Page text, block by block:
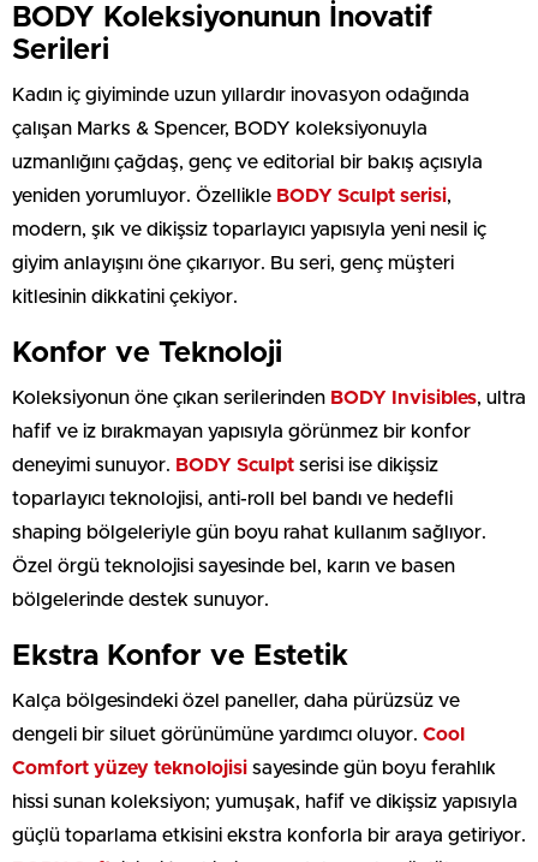
BODY Koleksiyonunun İnovatif
Serileri
Kadın iç giyiminde uzun yıllardır inovasyon odağında
çalışan Marks & Spencer, BODY koleksiyonuyla
uzmanlığını çağdaş, genç ve editorial bir bakış açısıyla
yeniden yorumluyor. Özellikle BODY Sculpt serisi,
modern, şık ve dikişsiz toparlayıcı yapısıyla yeni nesil iç
giyim anlayışını öne çıkarıyor. Bu seri, genç müşteri
kitlesinin dikkatini çekiyor.
Konfor ve Teknoloji
Koleksiyonun öne çıkan serilerinden BODY Invisibles, ultra
hafif ve iz bırakmayan yapısıyla görünmez bir konfor
deneyimi sunuyor. BODY Sculpt serisi ise dikişsiz
toparlayıcı teknolojisi, anti-roll bel bandı ve hedefli
shaping bölgeleriyle gün boyu rahat kullanım sağlıyor.
Özel örgü teknolojisi sayesinde bel, karın ve basen
bölgelerinde destek sunuyor.
Ekstra Konfor ve Estetik
Kalça bölgesindeki özel paneller, daha pürüzsüz ve
dengeli bir siluet görünümüne yardımcı oluyor. Cool
Comfort yüzey teknolojisi sayesinde gün boyu ferahlık
hissi sunan koleksiyon; yumuşak, hafif ve dikişsiz yapısıyla
güçlü toparlama etkisini ekstra konforla bir araya getiriyor.